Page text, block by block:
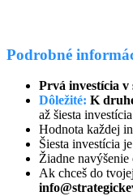
Podrobné
Prvá investícia v
Dôležité: K
až šiesta
Hodnota každej
Šiesta investícia
Žiadne
Ak chceš do